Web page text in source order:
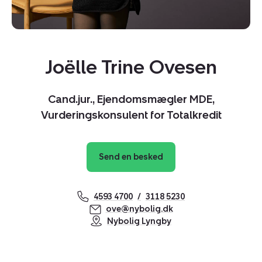
Joëlle Trine Ovesen
Cand.jur., Ejendomsmægler MDE,
Vurderingskonsulent for Totalkredit
Send en besked
4593 4700
3118 5230
ove@nybolig.dk
Nybolig Lyngby
Kopier link